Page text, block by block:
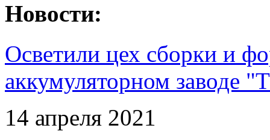
Новости:
Осветили цех сборки и
аккумуляторном заводе
14 апреля 2021